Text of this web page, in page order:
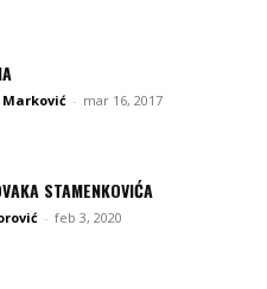
Marković - mar 16, 2017
STAMENKOVIĆA
- feb 3, 2020